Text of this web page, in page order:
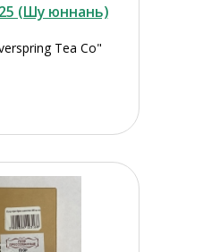
(Шу юннань)
Tea Co"